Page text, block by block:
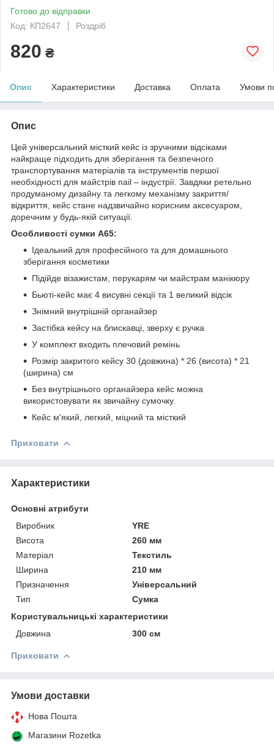
Готово до відправки
Код: КП2647
Роздріб
820 ₴
Опис Характеристики Доставка Оплата Умови
Опис
Цей універсальний місткий кейс із зручними відсіками
найкраще підходить для зберігання та безпечного
транспортування матеріалів та інструментів першої
необхідності для майстрів nail – індустрії. Завдяки ретельно
продуманому дизайну та легкому механізму закриття/
відкриття, кейс стане надзвичайно корисним аксесуаром,
доречним у будь-якій ситуації.
Особливості сумки А65:
Ідеальний для професійного та для домашнього
зберігання косметики
Підійде візажистам, перукарям чи майстрам манікюру
Бьюті-кейс має 4 висувні секції та 1 великий відсік
Знімний внутрішній органайзер
Застібка кейсу на блискавці, зверху є ручка
У комплект входить плечовий ремінь
Розмір закритого кейсу 30 (довжина) * 26 (висота) * 21
(ширина) см
Без внутрішнього органайзера кейс можна
використовувати як звичайну сумочку.
Кейс м'який, легкий, міцний та місткий
Приховати
Характеристики
Основні атрибути
Виробник
YRE
Висота
260 мм
Матеріал
Текстиль
Ширина
210 мм
Призначення
Універсальний
Тип
Сумка
Користувальницькі характеристики
Довжина
300 см
Приховати
Умови доставки
Нова Пошта
Магазини Rozetka